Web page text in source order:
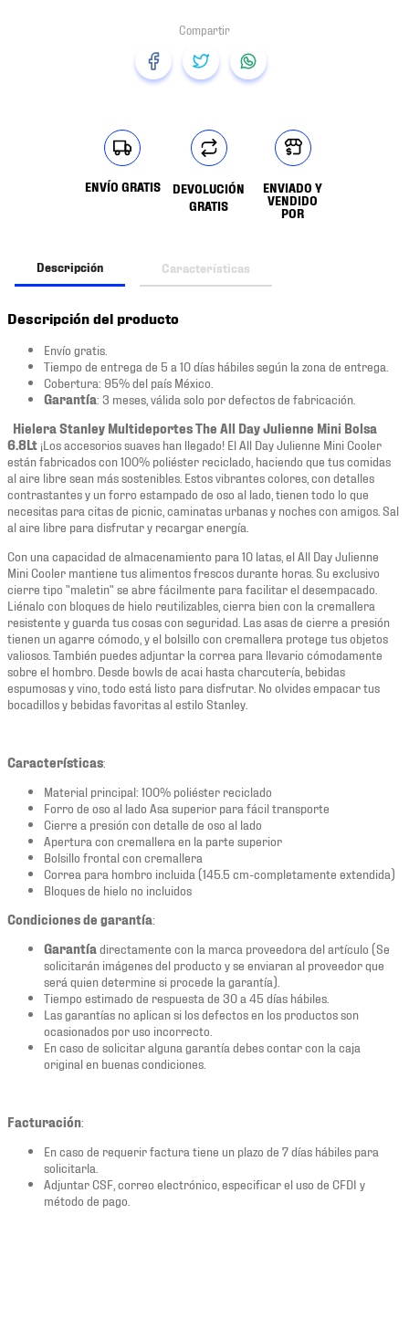
ENVÍO GRATIS
DEVOLUCIÓN
GRATIS
ENVIADO Y
VENDIDO
POR
Descripción Características
Descripción del producto
Envío gratis.
Tiempo de entrega de 5 a 10 días hábiles según la zona de entrega.
Cobertura: 95% del país México.
Garantía: 3 meses, válida solo por defectos de fabricación.
Hielera Stanley Multideportes The All Day Julienne Mini Bolsa
6.8Lt ¡Los accesorios suaves han llegado! El All Day Julienne Mini Cooler
están fabricados con 100% poliéster reciclado, haciendo que tus comidas
al aire libre sean más sostenibles. Estos vibrantes colores, con detalles
contrastantes y un forro estampado de oso al lado, tienen todo lo que
necesitas para citas de picnic, caminatas urbanas y noches con amigos. Sal
al aire libre para disfrutar y recargar energía.
Con una capacidad de almacenamiento para 10 latas, el All Day Julienne
Mini Cooler mantiene tus alimentos frescos durante horas. Su exclusivo
cierre tipo "maletin" se abre fácilmente para facilitar el desempacado.
Liénalo con bloques de hielo reutilizables, cierra bien con la cremallera
resistente y guarda tus cosas con seguridad. Las asas de cierre a presión
tienen un agarre cómodo, y el bolsillo con cremallera protege tus objetos
valiosos. También puedes adjuntar la correa para llevario cómodamente
sobre el hombro. Desde bowls de acai hasta charcutería, bebidas
espumosas y vino, todo está listo para disfrutar. No olvides empacar tus
bocadillos y bebidas favoritas al estilo Stanley.
Características:
Material principal: 100% poliéster reciclado
Forro de oso al lado Asa superior para fácil transporte
Cierre a presión con detalle de oso al lado
Apertura con cremallera en la parte superior
Bolsillo frontal con cremallera
Correa para hombro incluida (145.5 cm-completamente extendida)
Bloques de hielo no incluidos
Condiciones de garantía:
Garantía directamente con la marca proveedora del artículo (Se
solicitarán imágenes del producto y se enviaran al proveedor que
será quien determine si procede la garantía).
Tiempo estimado de respuesta de 30 a 45 días hábiles.
Las garantías no aplican si los defectos en los productos son
ocasionados por uso incorrecto.
En caso de solicitar alguna garantía debes contar con la caja
original en buenas condiciones.
Facturación:
En caso de requerir factura tiene un plazo de 7 días hábiles para
solicitarla.
Adjuntar CSF, correo electrónico, especificar el uso de CFDI y
método de pago.